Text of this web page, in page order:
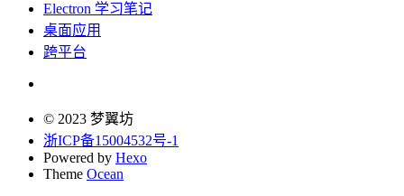
Electron 学习笔记
桌面应用
跨平台
© 2023 梦翼坊
浙ICP备15004532号-1
Powered by Hexo
Theme Ocean